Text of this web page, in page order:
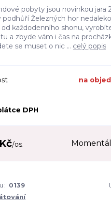
pobyty jsou novinkou jara
podhůří Železných hor
každodenního shonu,
a zbyde vám i čas na
se muset o nic ... celý popis
na
DPH
/os.
0139